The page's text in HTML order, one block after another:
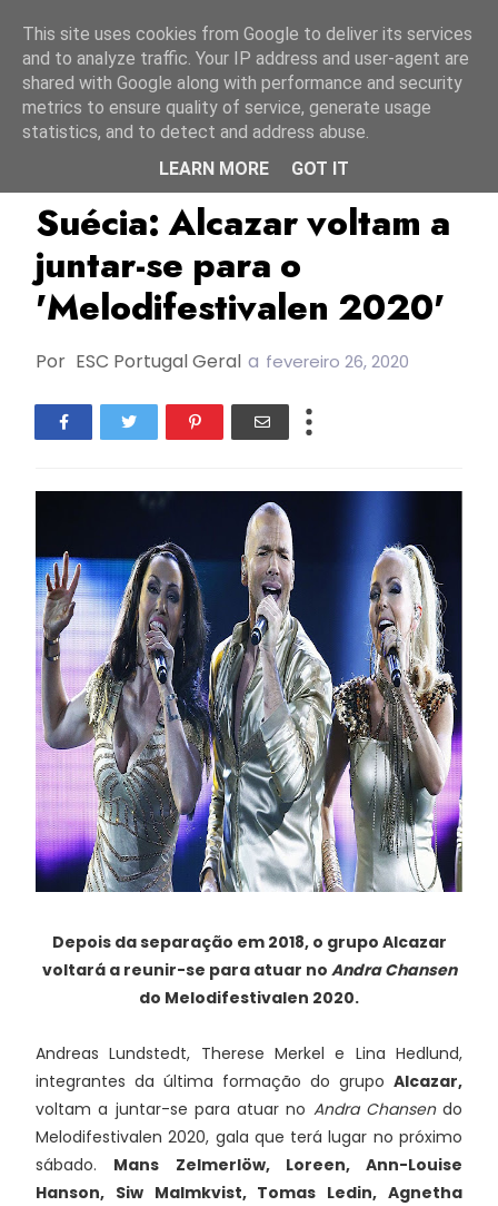
Andreas Lundstedt
Suécia: Alcazar voltam a
juntar-se para o
'Melodifestivalen 2020'
Por ESC Portugal Geral a fevereiro 26, 2020
Depois da separação em 2018, o grupo Alcazar
voltará a reunir-se para atuar no Andra Chansen
do Melodifestivalen 2020.
Andreas Lundstedt, Therese Merkel e Lina Hedlund,
integrantes da última formação do grupo Alcazar,
voltam a juntar-se para atuar no Andra Chansendo
Melodifestivalen 2020, gala que terá lugar no próximo
sábado. Mans Zelmerlöw, Loreen, Ann-Louise
Hanson, Siw Malmkvist, Tomas Ledin, Agnetha
This site uses cookies from Google to deliver its services
and to analyze traffic. Your IP address and user-agent are
shared with Google along with performance and security
metrics to ensure quality of service, generate usage
statistics, and to detect and address abuse.
LEARN MORE
GOT IT